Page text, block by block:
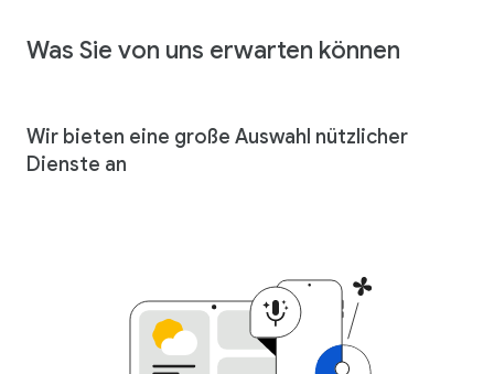
Was Sie von uns erwarten können
Wir bieten eine große Auswahl nützlicher
Dienste an